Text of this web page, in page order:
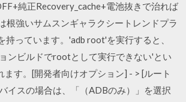
純正Recovery_cache+電池抜きで治れば
根強いサムスンギャラクシートレンドプラ
持っています。'adb root'を実行すると、
ンビルドでrootとして実行できない'とい
ます。[開発者向けオプション] - > [ルート
イスの場合は、「（ADBのみ）」を選択